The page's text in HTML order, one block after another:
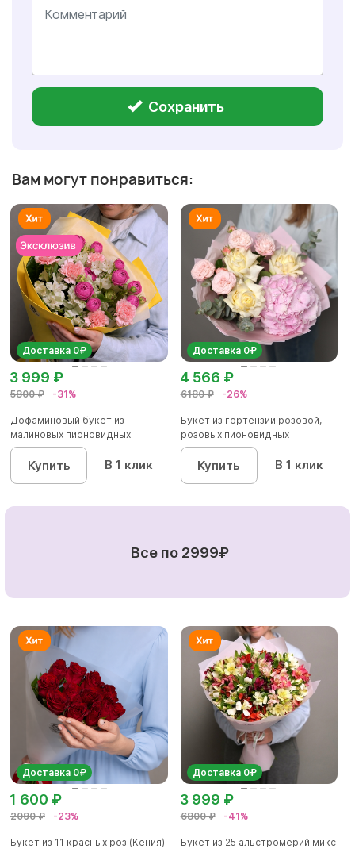
Сохранить
Вам могут понравиться:
Доставка 0₽
5800 ₽ -31%
3 999 ₽
Дофаминовый букет из
малиновых пионовидных
кустовых роз...
Купить В 1 клик
Доставка 0₽
6180 ₽ -26%
4 566 ₽
Букет из гортензии розовой,
розовых пионовидных
кустовы...
Купить В 1 клик
Все по 2999₽
Доставка 0₽
2090 ₽ -23%
1 600 ₽
Букет из 11 красных роз (Кения)
Доставка 0₽
6800 ₽ -41%
3 999 ₽
Букет из 25 альстромерий микс